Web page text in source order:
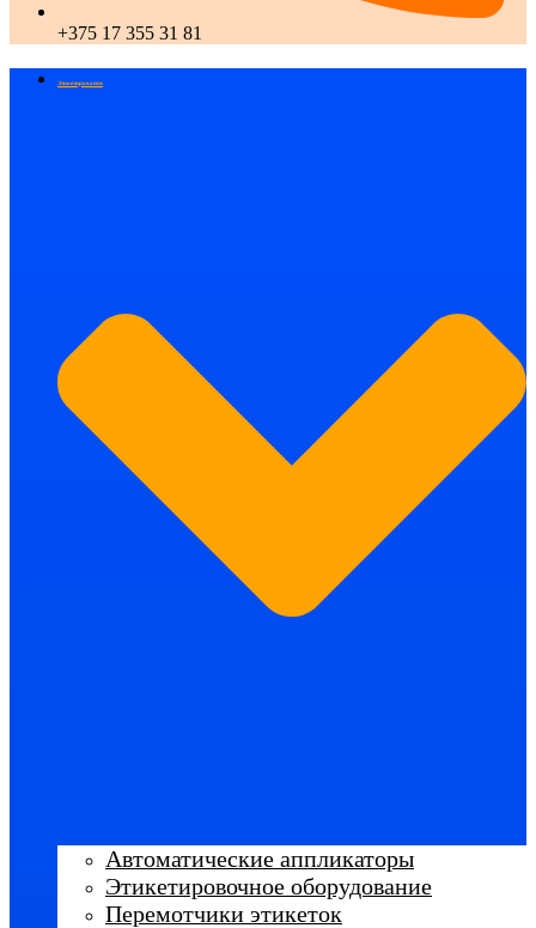
+375 17 355 31 81
Этикетирование
Автоматические аппликаторы
Этикетировочное оборудование
Перемотчики этикеток